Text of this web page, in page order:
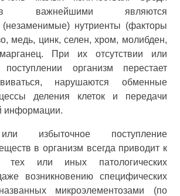
важнейшими являются
(незаменимые) нутриенты (факторы
медь, цинк, селен, хром, молибден,
При их отсутствии или
поступлении организм перестает
нарушаются обменные
деления клеток и передачи
информации.
избыточное поступление
в организм всегда приводит к
тех или иных патологических
возникновению специфических
микроэлементозами (по